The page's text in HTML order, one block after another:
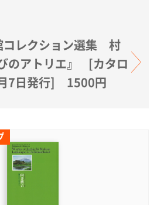
コレクション選集 村
トリエ』 [カタロ
7日発行] 1500円